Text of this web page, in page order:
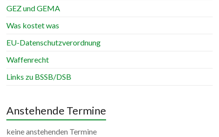
GEZ und GEMA
Was kostet was
EU-Datenschutzverordnung
Waffenrecht
Links zu BSSB/DSB
Anstehende Termine
keine anstehenden Termine